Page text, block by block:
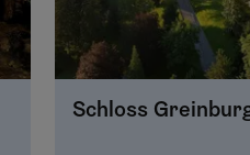
Schloss